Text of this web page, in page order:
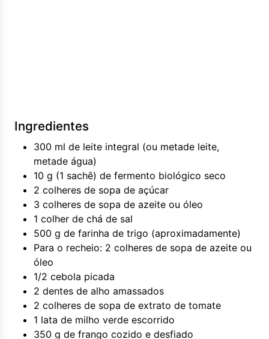
Ingredientes
300 ml de leite integral (ou metade leite,
metade água)
10 g (1 sachê) de fermento biológico seco
2 colheres de sopa de açúcar
3 colheres de sopa de azeite ou óleo
1 colher de chá de sal
500 g de farinha de trigo (aproximadamente)
Para o recheio: 2 colheres de sopa de azeite ou
óleo
1/2 cebola picada
2 dentes de alho amassados
2 colheres de sopa de extrato de tomate
1 lata de milho verde escorrido
350 g de frango cozido e desfiado